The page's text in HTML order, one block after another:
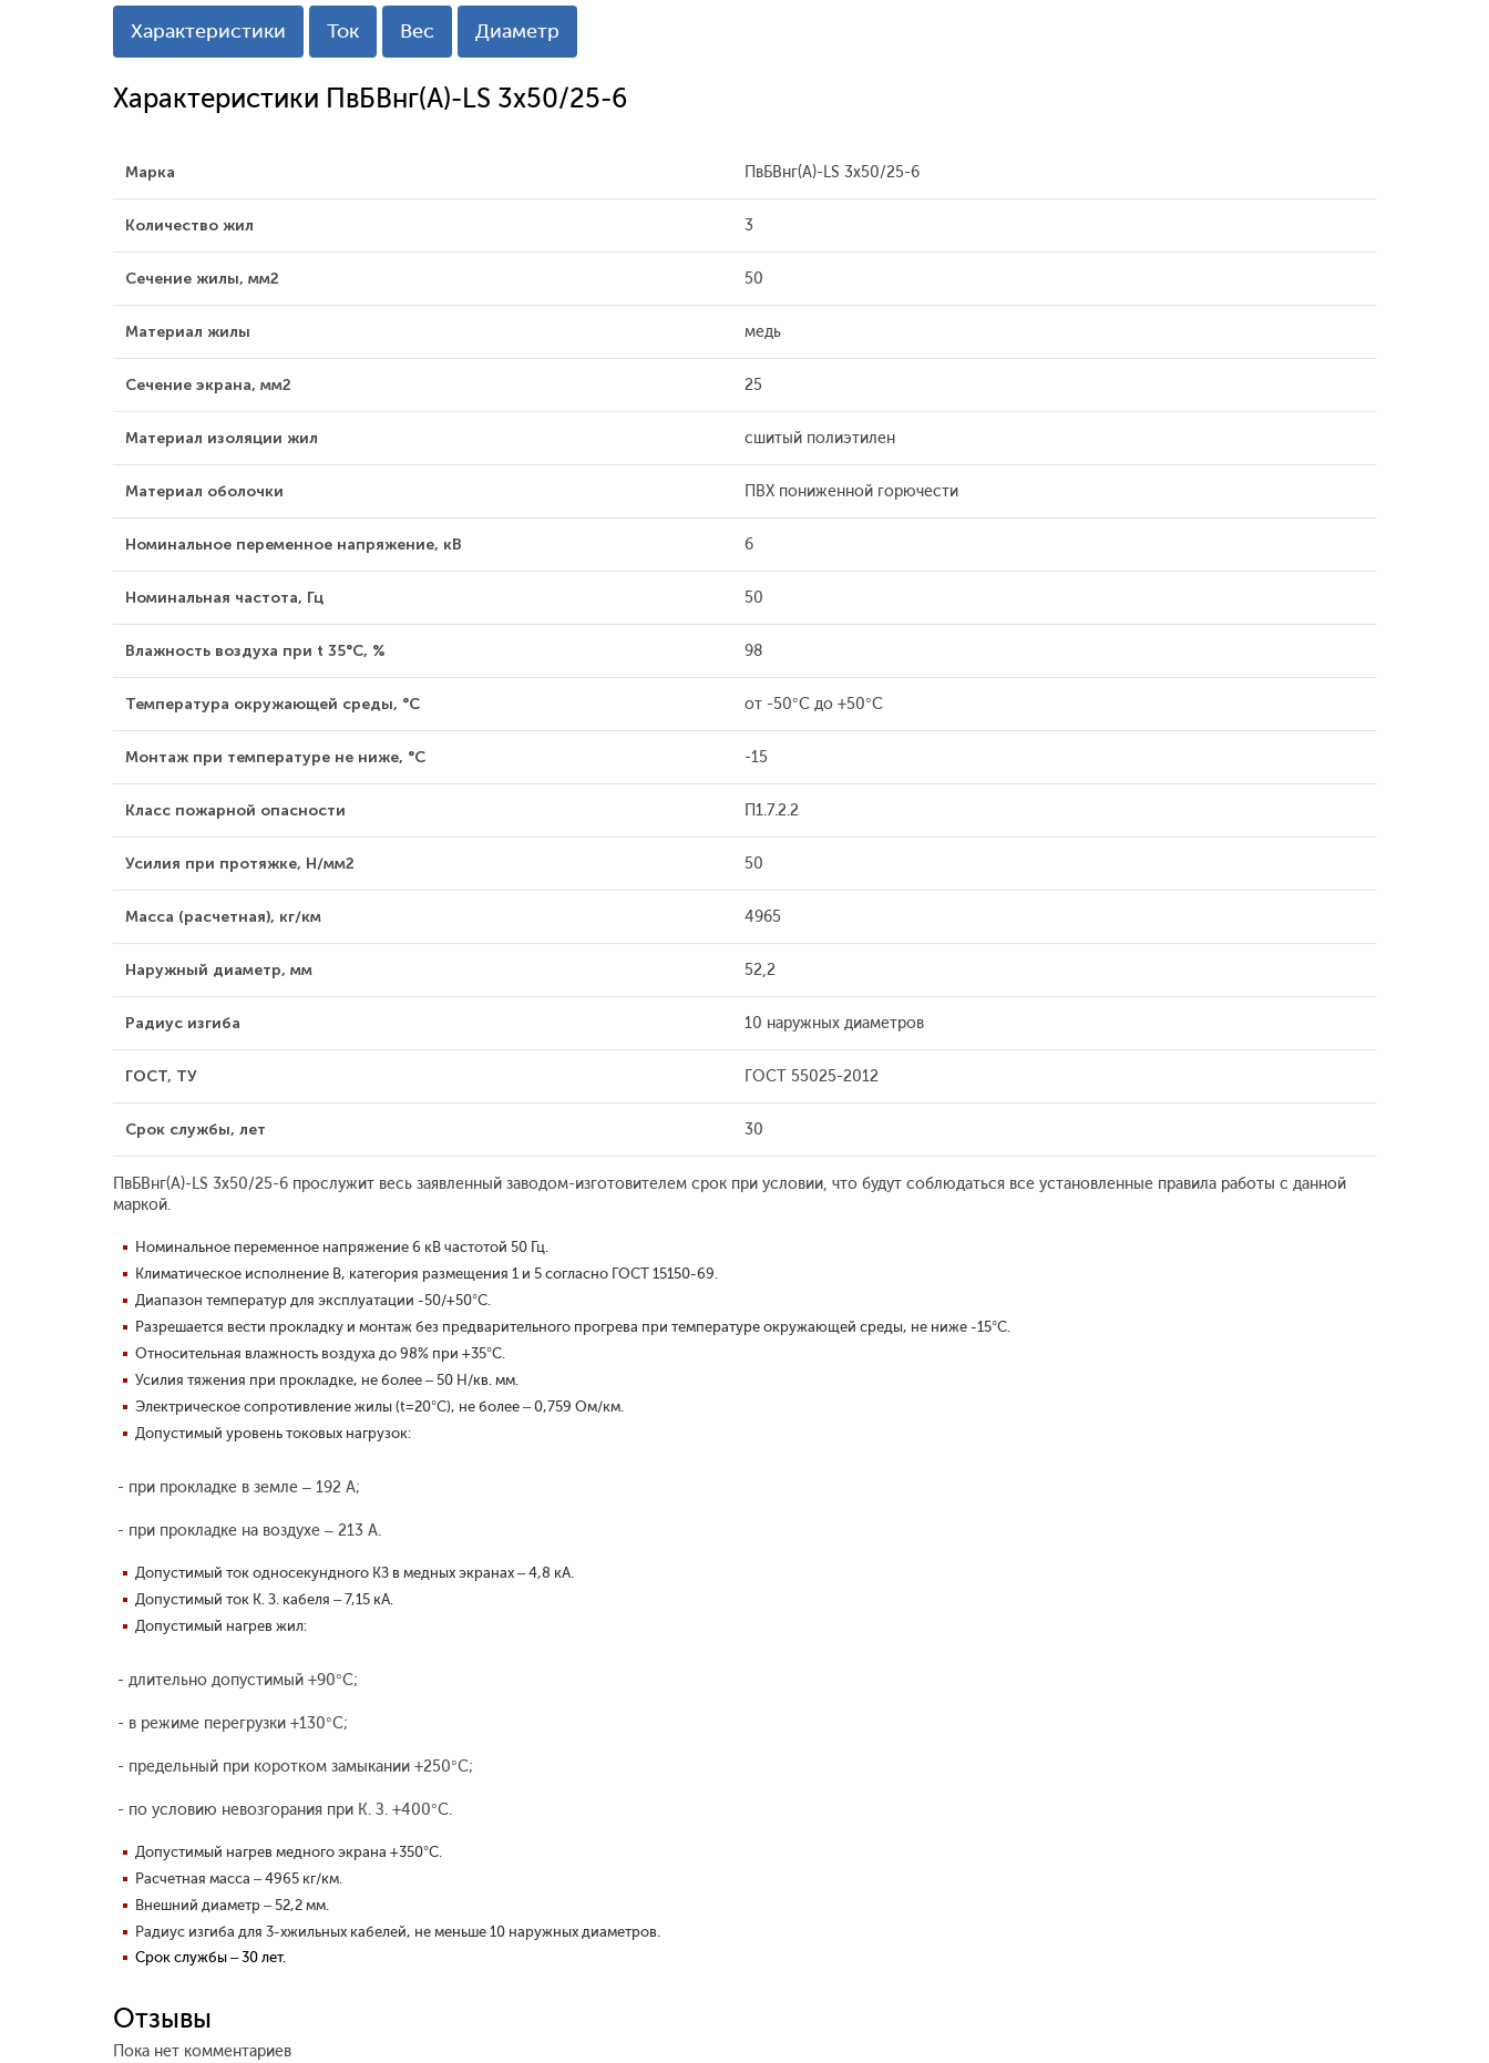
Характеристики Ток Вес Диаметр
Характеристики ПвБВнг(A)-LS 3x50/25-6
Марка ПвБВнг(A)-LS 3x50/25-6
Количество жил 3
Сечение жилы, мм2 50
Материал жилы медь
Сечение экрана, мм2 25
Материал изоляции жил сшитый полиэтилен
Материал оболочки ПВХ пониженной горючести
Номинальное переменное напряжение, кВ 6
Номинальная частота, Гц 50
Влажность воздуха при t 35°С, % 98
Температура окружающей среды, °С от -50°С до +50°С
Монтаж при температуре не ниже, °С -15
Класс пожарной опасности П1.7.2.2
Усилия при протяжке, Н/мм2 50
Масса (расчетная), кг/км 4965
Наружный диаметр, мм 52,2
Радиус изгиба 10 наружных диаметров
ГОСТ, ТУ ГОСТ 55025-2012
Срок службы, лет 30
ПвБВнг(A)-LS 3x50/25-6 прослужит весь заявленный заводом-изготовителем срок при условии, что будут соблюдаться все установленные правила работы с данной
маркой.
Номинальное переменное напряжение 6 кВ частотой 50 Гц.
Климатическое исполнение В, категория размещения 1 и 5 согласно ГОСТ 15150-69.
Диапазон температур для эксплуатации -50/+50°С.
Разрешается вести прокладку и монтаж без предварительного прогрева при температуре окружающей среды, не ниже -15°С.
Относительная влажность воздуха до 98% при +35°С.
Усилия тяжения при прокладке, не более – 50 Н/кв. мм.
Электрическое сопротивление жилы (t=20°С), не более – 0,759 Ом/км.
Допустимый уровень токовых нагрузок:
- при прокладке в земле – 192 А;
- при прокладке на воздухе – 213 А.
Допустимый ток односекундного КЗ в медных экранах – 4,8 кА.
Допустимый ток К. З. кабеля – 7,15 кА.
Допустимый нагрев жил:
- длительно допустимый +90°С;
- в режиме перегрузки +130°С;
- предельный при коротком замыкании +250°С;
- по условию невозгорания при К. З. +400°С.
Допустимый нагрев медного экрана +350°С.
Расчетная масса – 4965 кг/км.
Внешний диаметр – 52,2 мм.
Радиус изгиба для 3-хжильных кабелей, не меньше 10 наружных диаметров.
Срок службы – 30 лет.
Отзывы
Пока нет комментариев